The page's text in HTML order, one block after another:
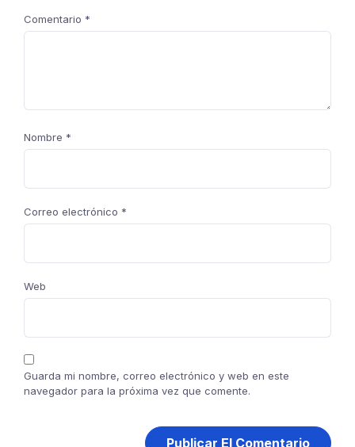
Comentario *
Nombre *
Correo electrónico *
Web
Guarda mi nombre, correo electrónico y web en este
navegador para la próxima vez que comente.